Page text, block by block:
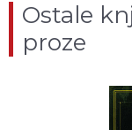
Ostale
proze